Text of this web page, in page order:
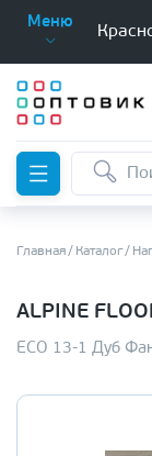
Меню
Главная Каталог
ALPINE
ЕСО 13-1 Дуб